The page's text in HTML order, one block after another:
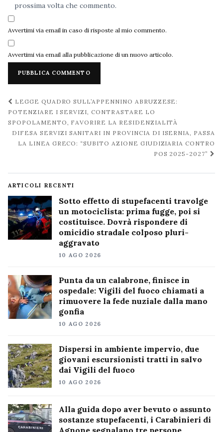
prossima volta che commento.
Avvertimi via email in caso di risposte al mio commento.
Avvertimi via email alla pubblicazione di un nuovo articolo.
Navigazione
post
LEGGE QUADRO SULL’APPENNINO ABRUZZESE:
POTENZIARE I SERVIZI, CONTRASTARE LO
SPOPOLAMENTO, FAVORIRE LA RESIDENZIALITÀ
DIFESA SERVIZI SANITARI IN PROVINCIA DI ISERNIA, PASSA
LA LINEA GRECO: “SUBITO AZIONE GIUDIZIARIA CONTRO
POS 2025-2027”
ARTICOLI RECENTI
Sotto effetto di stupefacenti travolge
un motociclista: prima fugge, poi si
costituisce. Dovrà rispondere di
omicidio stradale colposo pluri-
aggravato
10 AGO 2026
Punta da un calabrone, finisce in
ospedale: Vigili del fuoco chiamati a
rimuovere la fede nuziale dalla mano
gonfia
10 AGO 2026
Dispersi in ambiente impervio, due
giovani escursionisti tratti in salvo
dai Vigili del fuoco
10 AGO 2026
Alla guida dopo aver bevuto o assunto
sostanze stupefacenti, i Carabinieri di
Agnone segnalano tre persone